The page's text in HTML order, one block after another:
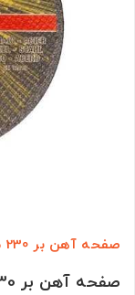
صفحه آهن بر 230 مولیتال مدل A24RBF
صفحه آهن بر 230 برند MOLITAL مدل A24RBF